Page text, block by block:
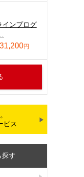
インプログ
円
ビス
探す